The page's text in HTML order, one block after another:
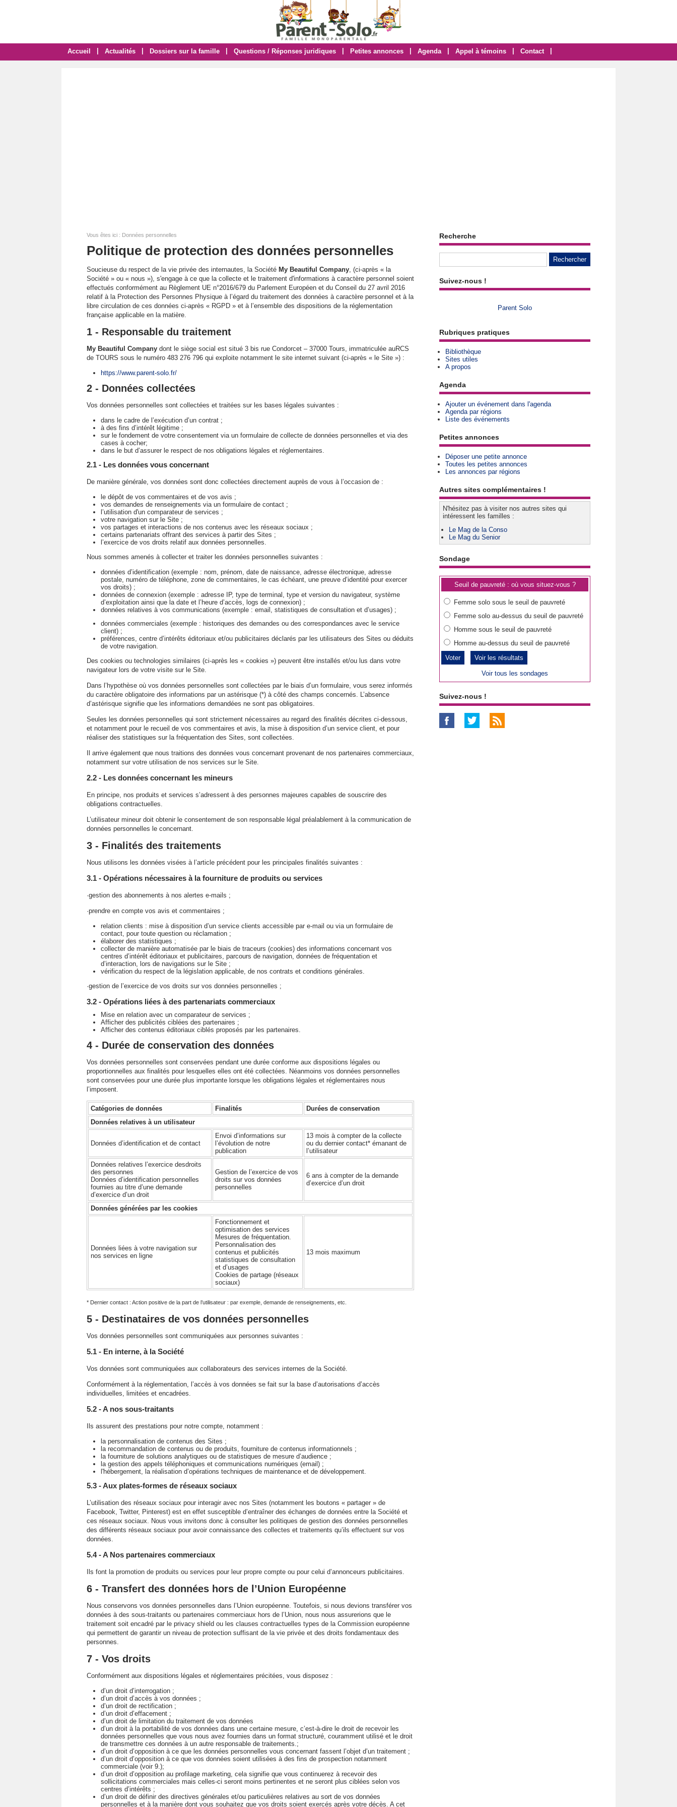
Accueil Actualités Dossiers sur la famille Questions / Réponses juridiques Petites annonces Agenda Appel à témoins Contact
Vous êtes ici : Données personnelles
Politique de protection des données personnelles
Soucieuse du respect de la vie privée des internautes, la Société My Beautiful Company, (ci-après « la
Société » ou « nous »), s'engage à ce que la collecte et le traitement d'informations à caractère personnel soient
effectués conformément au Règlement UE n°2016/679 du Parlement Européen et du Conseil du 27 avril 2016
relatif à la Protection des Personnes Physique à l’égard du traitement des données à caractère personnel et à la
libre circulation de ces données ci-après « RGPD » et à l’ensemble des dispositions de la réglementation
française applicable en la matière.
1 - Responsable du traitement
My Beautiful Company dont le siège social est situé 3 bis rue Condorcet – 37000 Tours, immatriculée auRCS
de TOURS sous le numéro 483 276 796 qui exploite notamment le site internet suivant (ci-après « le Site ») :
https://www.parent-solo.fr/
2 - Données collectées
Vos données personnelles sont collectées et traitées sur les bases légales suivantes :
dans le cadre de l’exécution d’un contrat ;
à des fins d’intérêt légitime ;
sur le fondement de votre consentement via un formulaire de collecte de données personnelles et via des
cases à cocher;
dans le but d’assurer le respect de nos obligations légales et réglementaires.
2.1 - Les données vous concernant
De manière générale, vos données sont donc collectées directement auprès de vous à l’occasion de :
le dépôt de vos commentaires et de vos avis ;
vos demandes de renseignements via un formulaire de contact ;
l’utilisation d'un comparateur de services ;
votre navigation sur le Site ;
vos partages et interactions de nos contenus avec les réseaux sociaux ;
certains partenariats offrant des services à partir des Sites ;
l’exercice de vos droits relatif aux données personnelles.
Nous sommes amenés à collecter et traiter les données personnelles suivantes :
données d’identification (exemple : nom, prénom, date de naissance, adresse électronique, adresse
postale, numéro de téléphone, zone de commentaires, le cas échéant, une preuve d’identité pour exercer
vos droits) ;
données de connexion (exemple : adresse IP, type de terminal, type et version du navigateur, système
d’exploitation ainsi que la date et l’heure d’accès, logs de connexion) ;
données relatives à vos communications (exemple : email, statistiques de consultation et d’usages) ;
données commerciales (exemple : historiques des demandes ou des correspondances avec le service
client) ;
préférences, centre d’intérêts éditoriaux et/ou publicitaires déclarés par les utilisateurs des Sites ou déduits
de votre navigation.
Des cookies ou technologies similaires (ci-après les « cookies ») peuvent être installés et/ou lus dans votre
navigateur lors de votre visite sur le Site.
Dans l’hypothèse où vos données personnelles sont collectées par le biais d’un formulaire, vous serez informés
du caractère obligatoire des informations par un astérisque (*) à côté des champs concernés. L’absence
d’astérisque signifie que les informations demandées ne sont pas obligatoires.
Seules les données personnelles qui sont strictement nécessaires au regard des finalités décrites ci-dessous,
et notamment pour le recueil de vos commentaires et avis, la mise à disposition d’un service client, et pour
réaliser des statistiques sur la fréquentation des Sites, sont collectées.
Il arrive également que nous traitions des données vous concernant provenant de nos partenaires commerciaux,
notamment sur votre utilisation de nos services sur le Site.
2.2 - Les données concernant les mineurs
En principe, nos produits et services s’adressent à des personnes majeures capables de souscrire des
obligations contractuelles.
L’utilisateur mineur doit obtenir le consentement de son responsable légal préalablement à la communication de
données personnelles le concernant.
3 - Finalités des traitements
Nous utilisons les données visées à l’article précédent pour les principales finalités suivantes :
3.1 - Opérations nécessaires à la fourniture de produits ou services
·gestion des abonnements à nos alertes e-mails ;
·prendre en compte vos avis et commentaires ;
relation clients : mise à disposition d’un service clients accessible par e-mail ou via un formulaire de
contact, pour toute question ou réclamation ;
élaborer des statistiques ;
collecter de manière automatisée par le biais de traceurs (cookies) des informations concernant vos
centres d’intérêt éditoriaux et publicitaires, parcours de navigation, données de fréquentation et
d’interaction, lors de navigations sur le Site ;
vérification du respect de la législation applicable, de nos contrats et conditions générales.
·gestion de l’exercice de vos droits sur vos données personnelles ;
3.2 - Opérations liées à des partenariats commerciaux
Mise en relation avec un comparateur de services ;
Afficher des publicités ciblées des partenaires ;
Afficher des contenus éditoriaux ciblés proposés par les partenaires.
4 - Durée de conservation des données
Vos données personnelles sont conservées pendant une durée conforme aux dispositions légales ou
proportionnelles aux finalités pour lesquelles elles ont été collectées. Néanmoins vos données personnelles
sont conservées pour une durée plus importante lorsque les obligations légales et réglementaires nous
l’imposent.
Catégories de données Finalités
Durées de conservation
Données relatives à un utilisateur
Données d’identification et de contact
Envoi d’informations sur
l’évolution de notre
publication
13 mois à compter de la collecte
ou du dernier contact* émanant de
l’utilisateur
Données relatives l’exercice desdroits
des personnes
Données d’identification personnelles
fournies au titre d’une demande
d’exercice d’un droit
Gestion de l’exercice de vos
droits sur vos données
personnelles
6 ans à compter de la demande
d’exercice d’un droit
Données générées par les cookies
Données liées à votre navigation sur
nos services en ligne
Fonctionnement et
optimisation des services
Mesures de fréquentation.
Personnalisation des
contenus et publicités
statistiques de consultation
et d’usages
Cookies de partage (réseaux
sociaux)
13 mois maximum
* Dernier contact : Action positive de la part de l’utilisateur : par exemple, demande de renseignements, etc.
5 - Destinataires de vos données personnelles
Vos données personnelles sont communiquées aux personnes suivantes :
5.1 - En interne, à la Société
Vos données sont communiquées aux collaborateurs des services internes de la Société.
Conformément à la réglementation, l’accès à vos données se fait sur la base d’autorisations d’accès
individuelles, limitées et encadrées.
5.2 - A nos sous-traitants
Ils assurent des prestations pour notre compte, notamment :
la personnalisation de contenus des Sites ;
la recommandation de contenus ou de produits, fourniture de contenus informationnels ;
la fourniture de solutions analytiques ou de statistiques de mesure d’audience ;
la gestion des appels téléphoniques et communications numériques (email) ;
l'hébergement, la réalisation d’opérations techniques de maintenance et de développement.
5.3 - Aux plates-formes de réseaux sociaux
L’utilisation des réseaux sociaux pour interagir avec nos Sites (notamment les boutons « partager » de
Facebook, Twitter, Pinterest) est en effet susceptible d’entraîner des échanges de données entre la Société et
ces réseaux sociaux. Nous vous invitons donc à consulter les politiques de gestion des données personnelles
des différents réseaux sociaux pour avoir connaissance des collectes et traitements qu’ils effectuent sur vos
données.
5.4 - A Nos partenaires commerciaux
Ils font la promotion de produits ou services pour leur propre compte ou pour celui d’annonceurs publicitaires.
6 - Transfert des données hors de l’Union Européenne
Nous conservons vos données personnelles dans l’Union européenne. Toutefois, si nous devions transférer vos
données à des sous-traitants ou partenaires commerciaux hors de l’Union, nous nous assurerions que le
traitement soit encadré par le privacy shield ou les clauses contractuelles types de la Commission européenne
qui permettent de garantir un niveau de protection suffisant de la vie privée et des droits fondamentaux des
personnes.
7 - Vos droits
Conformément aux dispositions légales et réglementaires précitées, vous disposez :
d’un droit d’interrogation ;
d’un droit d’accès à vos données ;
d’un droit de rectification ;
d’un droit d’effacement ;
d’un droit de limitation du traitement de vos données
d’un droit à la portabilité de vos données dans une certaine mesure, c’est-à-dire le droit de recevoir les
données personnelles que vous nous avez fournies dans un format structuré, couramment utilisé et le droit
de transmettre ces données à un autre responsable de traitements.;
d’un droit d’opposition à ce que les données personnelles vous concernant fassent l’objet d’un traitement ;
d’un droit d’opposition à ce que vos données soient utilisées à des fins de prospection notamment
commerciale (voir 9.);
d’un droit d’opposition au profilage marketing, cela signifie que vous continuerez à recevoir des
sollicitations commerciales mais celles-ci seront moins pertinentes et ne seront plus ciblées selon vos
centres d’intérêts ;
d’un droit de définir des directives générales et/ou particulières relatives au sort de vos données
personnelles et à la manière dont vous souhaitez que vos droits soient exercés après votre décès. A cet
Recherche
Suivez-nous !
Parent Solo
Rubriques pratiques
Bibliothèque
Sites utiles
A propos
Agenda
Ajouter un événement dans l'agenda
Agenda par régions
Liste des événements
Petites annonces
Déposer une petite annonce
Toutes les petites annonces
Les annonces par régions
Autres sites complémentaires !
N'hésitez pas à visiter nos autres sites qui
intéressent les familles :
Le Mag de la Conso
Le Mag du Senior
Sondage
Seuil de pauvreté : où vous situez-vous ?
Femme solo sous le seuil de pauvreté
Femme solo au-dessus du seuil de pauvreté
Homme sous le seuil de pauvreté
Homme au-dessus du seuil de pauvreté
Voir les résultats
Voir tous les sondages
Suivez-nous !